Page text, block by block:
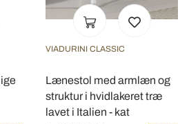
VIADURINI CLASSIC
Lænestol med armlæn og
struktur i hvidlakeret træ
lavet i Italien - kat